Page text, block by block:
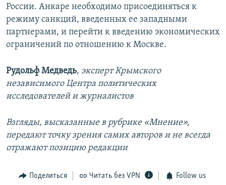
России. Анкаре необходимо присоединяться к
режиму санкций, введенных ее западными
партнерами, и перейти к введению экономических
ограничений по отношению к Москве.
Рудольф Медведь, эксперт Крымского
независимого Центра политических
исследователей и журналистов
Взгляды, высказанные в рубрике «Мнение»,
передают точку зрения самих авторов и не всегда
отражают позицию редакции
Поделиться Читать без VPN Follow us